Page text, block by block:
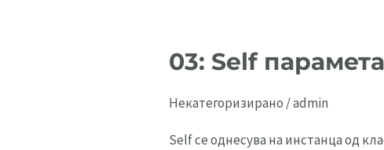
03: Self
Некатегоризирано /admin
Self се однесува на инстанца од